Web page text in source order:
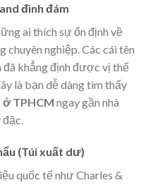
đình đám
ai thích sự ổn định về
chuyên nghiệp. Các cái tên
đã khẳng định được vị thế
là bạn dễ dàng tìm thấy
ở TPHCM ngay gần nhà
(Túi xuất dư)
quốc tế như Charles &